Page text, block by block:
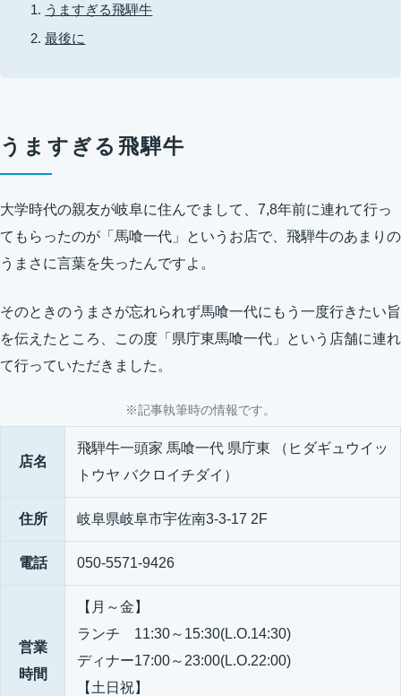
うますぎる飛騨牛
最後に
うますぎる飛騨牛
大学時代の親友が岐阜に住んでまして、7,8年前に連れて行っ
てもらったのが「馬喰一代」というお店で、飛騨牛のあまりの
うまさに言葉を失ったんですよ。
そのときのうまさが忘れられず馬喰一代にもう一度行きたい旨
を伝えたところ、この度「県庁東馬喰一代」という店舗に連れ
て行っていただきました。
※記事執筆時の情報です。
店名
飛騨牛一頭家 馬喰一代 県庁東 （ヒダギュウイッ
トウヤ バクロイチダイ）
住所 岐阜県岐阜市宇佐南3-3-17 2F
電話 050-5571-9426
営業
時間
【月～金】
ランチ 11:30～15:30(L.O.14:30)
ディナー17:00～23:00(L.O.22:00)
【土日祝】